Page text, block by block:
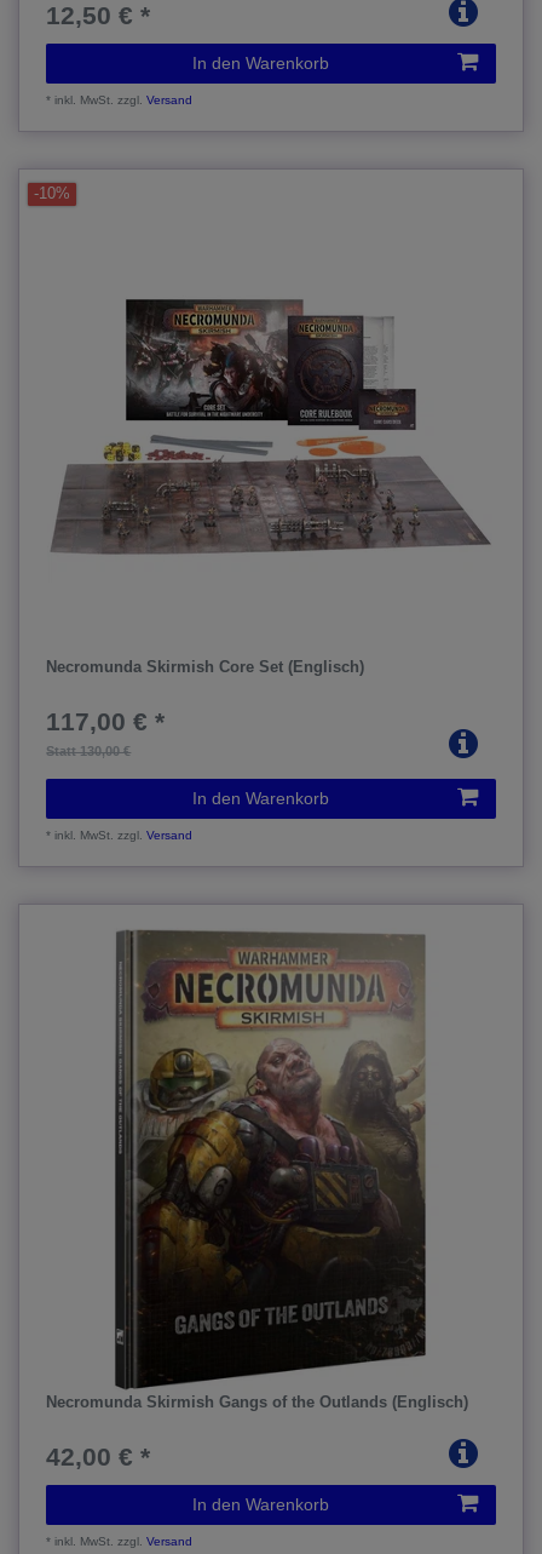
12,50 € *
In den Warenkorb
*inkl. MwSt. zzgl.Versand
-10%
Necromunda Skirmish Core Set (Englisch)
Statt 130,00 €
117,00 € *
In den Warenkorb
*inkl. MwSt. zzgl.Versand
Necromunda Skirmish Gangs of the Outlands (Englisch)
42,00 € *
In den Warenkorb
*inkl. MwSt. zzgl.Versand